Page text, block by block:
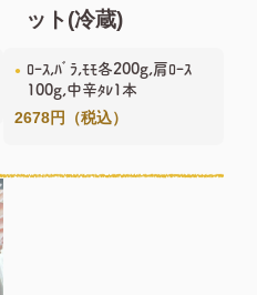
ット(冷蔵)
ﾛｰｽ,ﾊﾞﾗ,ﾓﾓ各200g,肩ﾛｰｽ
100g,中辛ﾀﾚ1本
2678円（税込）